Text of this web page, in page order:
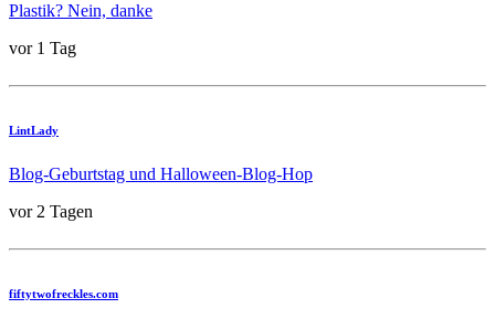
Plastik? Nein, danke
vor 1 Tag
LintLady
Blog-Geburtstag und Halloween-Blog-Hop
vor 2 Tagen
fiftytwofreckles.com